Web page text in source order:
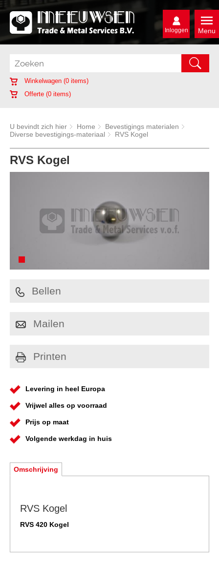
Menu
Inloggen
Winkelwagen (0 items)
Offerte (0 items)
U bevindt zich hier Home
Bevestigings materialen
Diverse bevestigings-materiaal
RVS Kogel
RVS Kogel
Bellen
Mailen
Printen
Levering in heel Europa
Vrijwel alles op voorraad
Prijs op maat
Volgende werkdag in huis
Omschrijving
RVS Kogel
RVS 420 Kogel